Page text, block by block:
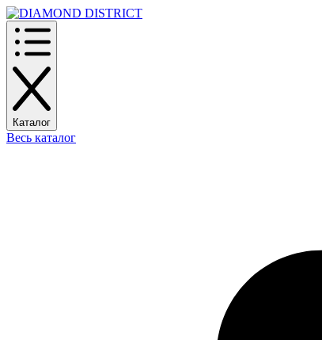
Каталог
Весь каталог